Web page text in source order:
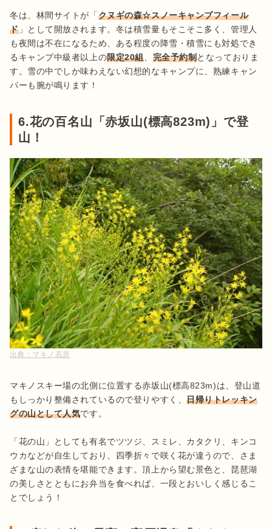
冬は、林間サイトが「クヌギの森☆スノーキャンプフィール
ド」として開放されます。冬は積雪量もそこそこ多く、管理人
も夜間は不在になるため、ある程度の降雪・積雪にも対処でき
るキャンプ中級者以上の限定20組、 完全予約制となっておりま
す。雪の中でしか味わえない幻想的なキャンプに、熟練キャン
パーも腕が鳴ります！
6.花の百名山「赤坂山(標高823m)」で登
山！
出典： マキノ高原
マキノスキー場の北側に位置する赤坂山(標高823m)は、登山道
もしっかり整備されているので登りやすく、日帰りトレッキン
グの山として人気です。
「花の山」としても有名でツツジ、スミレ、カタクリ、キンコ
ウカなどが自生しており、四季折々で咲く花が違うので、さま
ざまな山の表情を堪能できます。頂上から望む景色と、琵琶湖
の美しさとともにお弁当を食べれば、一段とおいしく感じるこ
とでしょう！